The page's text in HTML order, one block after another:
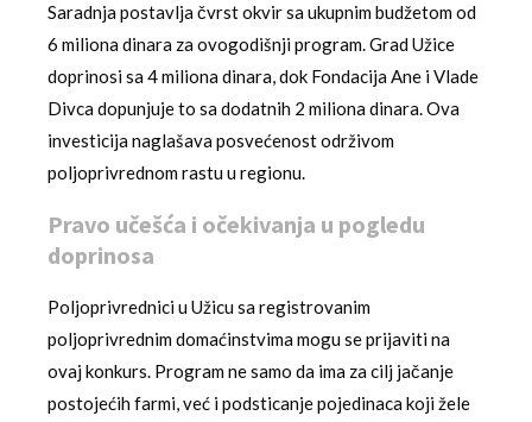
Saradnja postavlja čvrst okvir sa ukupnim budžetom od
6 miliona dinara za ovogodišnji program. Grad Užice
doprinosi sa 4 miliona dinara, dok Fondacija Ane i Vlade
Divca dopunjuje to sa dodatnih 2 miliona dinara. Ova
investicija naglašava posvećenost održivom
poljoprivrednom rastu u regionu.
Pravo učešća i očekivanja u pogledu
doprinosa
Poljoprivrednici u Užicu sa registrovanim
poljoprivrednim domaćinstvima mogu se prijaviti na
ovaj konkurs. Program ne samo da ima za cilj jačanje
postojećih farmi, već i podsticanje pojedinaca koji žele